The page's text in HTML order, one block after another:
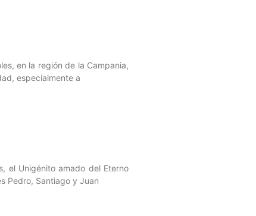
en la región de la Campania,
especialmente a
el Unigénito amado del Eterno
Pedro, Santiago y Juan